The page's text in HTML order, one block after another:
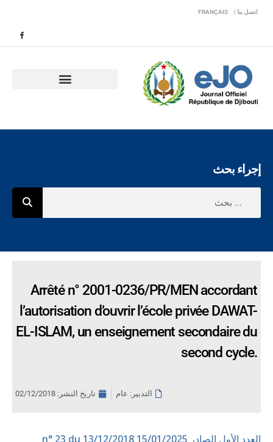
اتصل بنا | FRANÇAIS
إجراء بحث
Arrêté n° 2001-0236/PR/MEN accordant
l’autorisation d’ouvrir l’école privée DAWAT-
EL-ISLAM, un enseignement secondaire du
second cycle.
التدبير: عام تاريخ النشر: 02/12/2018
العدد الأول الصادر 15/01/2025